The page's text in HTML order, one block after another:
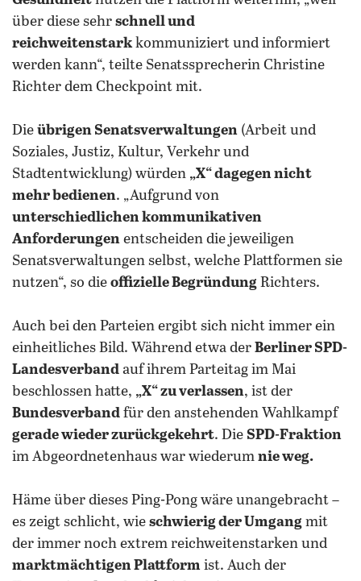
über diese sehr schnell und
reichweitenstarkkommuniziert und informiert
werden kann“, teilte Senatssprecherin Christine
Richter dem Checkpoint mit.
Die übrigen Senatsverwaltungen (Arbeit und
Soziales, Justiz, Kultur, Verkehr und
Stadtentwicklung) würden „X“ dagegen nicht
mehr bedienen. „Aufgrund von
unterschiedlichen kommunikativen
Anforderungen entscheiden die jeweiligen
Senatsverwaltungen selbst, welche Plattformen sie
nutzen“, so die offizielle Begründung Richters.
Auch bei den Parteien ergibt sich nicht immer ein
einheitliches Bild. Während etwa der Berliner SPD-
Landesverband auf ihrem Parteitag im Mai
beschlossen hatte, „X“ zu verlassen, ist der
Bundesverband für den anstehenden Wahlkampf
gerade wieder zurückgekehrt. Die SPD-Fraktion
im Abgeordnetenhaus war wiederum nie weg.
Häme über dieses Ping-Pong wäre unangebracht –
es zeigt schlicht, wie schwierig der Umgang mit
der immer noch extrem reichweitenstarken und
marktmächtigen Plattform ist. Auch der